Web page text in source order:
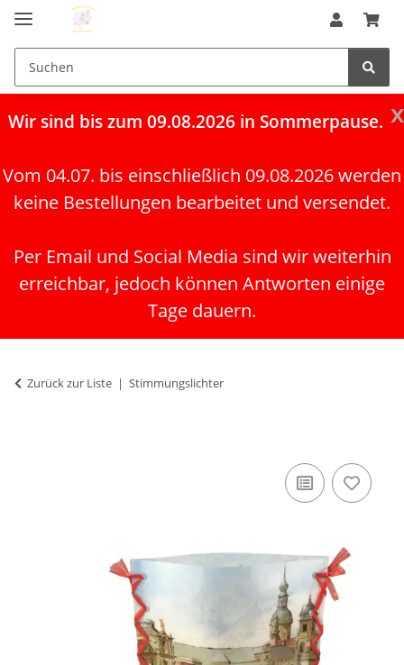
x
Wir sind bis zum 09.08.2026 in Sommerpause.
Vom 04.07. bis einschließlich 09.08.2026 werden
keine Bestellungen bearbeitet und versendet.
Per Email und Social Media sind wir weiterhin
erreichbar, jedoch können Antworten einige
Tage dauern.
Zurück zur Liste Stimmungslichter